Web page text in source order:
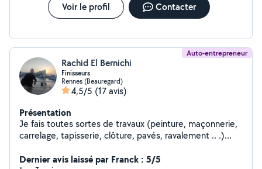
Voir le profil Contacter
Auto-entrepreneur
Rachid El Bernichi
Finisseurs
Rennes (Beauregard)
4,5/5 (17 avis)
Présentation
Je fais toutes sortes de travaux (peinture, maçonnerie,
carrelage, tapisserie, clôture, pavés, ravalement .. .)
Dernier avis laissé par Franck : 5/5